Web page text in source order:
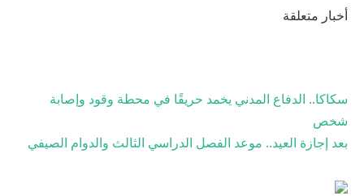
أخبار متعلقة
سكاكا.. الدفاع المدني يخمد حريقًا في محطة وقود وإصابة
شخص
بعد إجازة العيد.. موعد الفصل الدراسي الثالث والدوام الصيفي